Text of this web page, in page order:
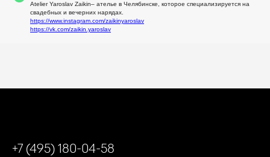
Atelier Yaroslav Zaikin– ателье в Челябинске, которое специализируется на
свадебных и вечерних нарядах.
https://www.instagram.com/zaikinyaroslav
https://vk.com/zaikin.yaroslav
+7 (495) 180-04-58